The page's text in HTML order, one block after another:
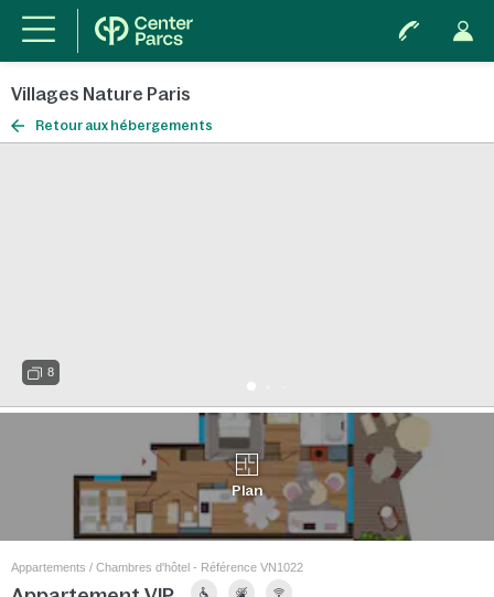
Villages Nature Paris
Retour aux hébergements
8
Plan
Appartements / Chambres d'hôtel - Référence VN1022